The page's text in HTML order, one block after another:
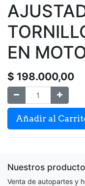
EN
$ 198.000,00
Añadir al
Nuestros
Venta de autopartes y